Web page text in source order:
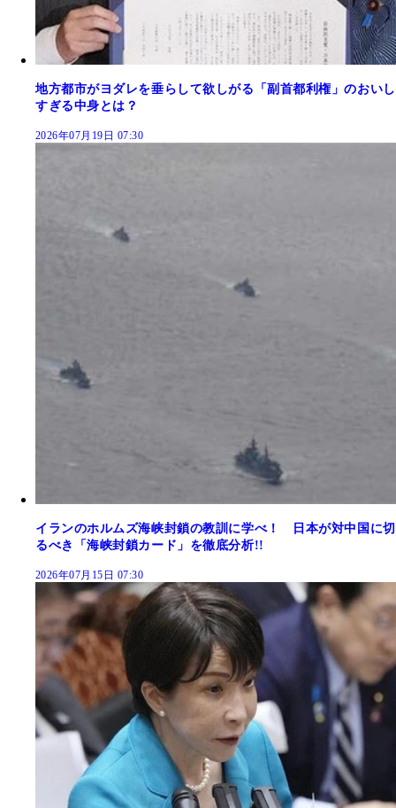
地方都市がヨダレを垂らして欲しがる「副首都利権」のおいし
すぎる中身とは？
2026年07月19日 07:30
イランのホルムズ海峡封鎖の教訓に学べ！ 日本が対中国に切
るべき「海峡封鎖カード」を徹底分析!!
2026年07月15日 07:30